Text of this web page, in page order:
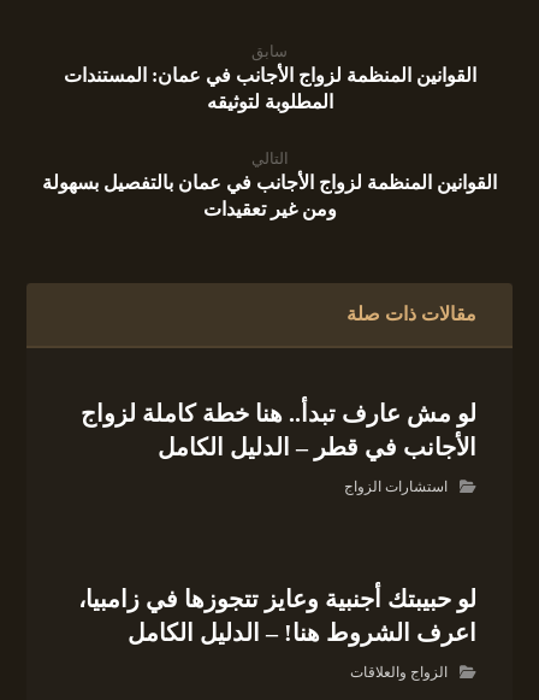
سابق
القوانين المنظمة لزواج الأجانب في عمان: المستندات
المطلوبة لتوثيقه
التالي
القوانين المنظمة لزواج الأجانب في عمان بالتفصيل بسهولة
ومن غير تعقيدات
مقالات ذات صلة
لو مش عارف تبدأ.. هنا خطة كاملة لزواج
الأجانب في قطر – الدليل الكامل
استشارات الزواج
لو حبيبتك أجنبية وعايز تتجوزها في زامبيا،
اعرف الشروط هنا! – الدليل الكامل
الزواج والعلاقات